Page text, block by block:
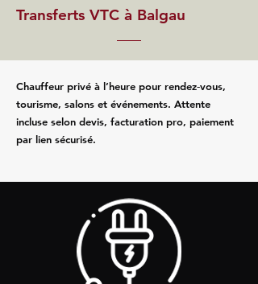
Transferts VTC à Balgau
Chauffeur privé à l’heure pour rendez‑vous,
tourisme, salons et événements. Attente
incluse selon devis, facturation pro, paiement
par lien sécurisé.